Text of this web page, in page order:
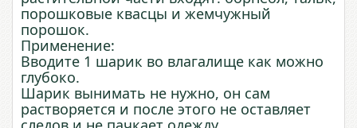
порошковые квасцы и жемчужный
порошок.
Применение:
Вводите 1 шарик во влагалище как можно
глубоко.
Шарик вынимать не нужно, он сам
растворяется и после этого не оставляет